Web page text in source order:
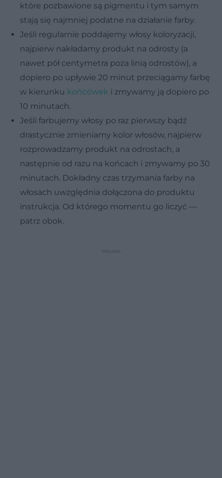
które pozbawione są pigmentu i tym samym
stają się najmniej podatne na działanie farby.
Jeśli regularnie poddajemy włosy koloryzacji,
najpierw nakładamy produkt na odrosty (a
nawet pół centymetra poza linią odrostów), a
dopiero po upływie 20 minut przeciągamy farbę
w kierunku końcówek i zmywamy ją dopiero po
10 minutach.
Jeśli farbujemy włosy po raz pierwszy bądź
drastycznie zmieniamy kolor włosów, najpierw
rozprowadzamy produkt na odrostach, a
następnie od razu na końcach i zmywamy po 30
minutach. Dokładny czas trzymania farby na
włosach uwzględnia dołączona do produktu
instrukcja. Od którego momentu go liczyć —
patrz obok.